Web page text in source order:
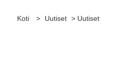
Koti > Uutiset > Uutiset